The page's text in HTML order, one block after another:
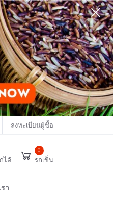
ลงทะเบียนผู้ซื้อ
ได้
0
รถเข็น
า